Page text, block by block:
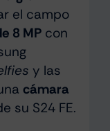
el campo
8 MPcon
y las
cámara
su S24 FE.